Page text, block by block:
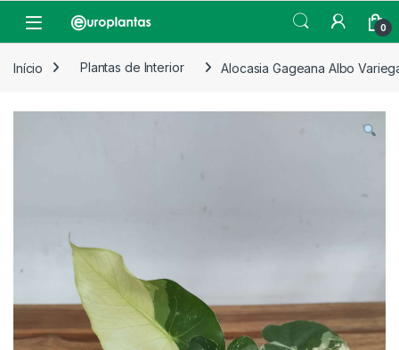
Open 0
Início Plantas de Interior Alocasia Gageana Albo